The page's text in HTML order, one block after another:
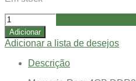
Quantidade
de
Usado
-
Memoria
Adicionar
Adicionar a lista de desejos
Descrição